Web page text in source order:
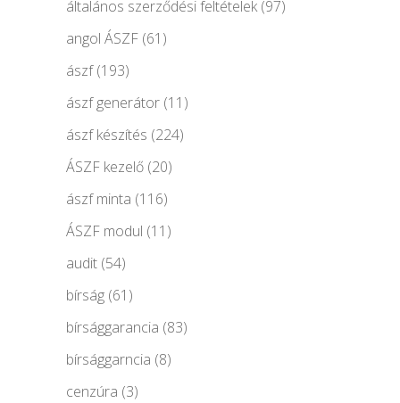
általános szerződési feltételek(97)
angol ÁSZF (61)
ászf(193)
ászf generátor (11)
ászf készítés (224)
ÁSZF kezelő (20)
ászf minta (116)
ÁSZF modul (11)
audit (54)
bírság (61)
bírsággarancia (83)
bírsággarncia (8)
cenzúra (3)